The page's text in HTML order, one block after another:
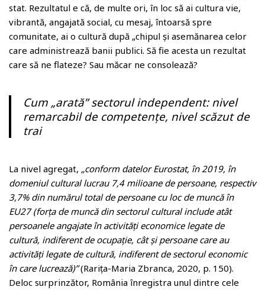
stat. Rezultatul e că, de multe ori, în loc să ai cultura vie,
vibrantă, angajată social, cu mesaj, întoarsă spre
comunitate, ai o cultură după „chipul și asemănarea celor
care administrează banii publici. Să fie acesta un rezultat
care să ne flateze? Sau măcar ne consolează?
Cum „arată” sectorul independent: nivel
remarcabil de competențe, nivel scăzut de
trai
La nivel agregat, „conform datelor Eurostat, în 2019, în
domeniul cultural lucrau 7,4 milioane de persoane, respectiv
3,7% din numărul total de persoane cu loc de muncă în
EU27 (forța de muncă din sectorul cultural include atât
persoanele angajate în activități economice legate de
cultură, indiferent de ocupație, cât și persoane care au
activități legate de cultură, indiferent de sectorul economic
în care lucrează)”(Rarița-Maria Zbranca, 2020, p. 150).
Deloc surprinzător, România înregistra unul dintre cele